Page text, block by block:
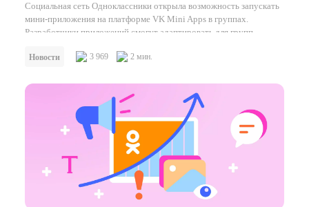
Социальная сеть Одноклассники открыла возможность запускать
мини-приложения на платформе VK Mini Apps в группах.
Разработчики приложений смогут адаптировать для групп…
Новости 3 969 2 мин.